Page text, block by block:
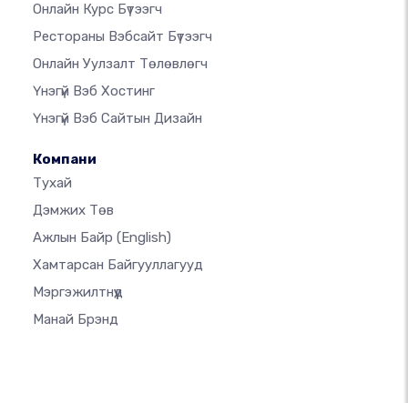
Онлайн Курс Бүтээгч
Рестораны Вэбсайт Бүтээгч
Онлайн Уулзалт Төлөвлөгч
Үнэгүй Вэб Хостинг
Үнэгүй Вэб Сайтын Дизайн
Компани
Тухай
Дэмжих Төв
Ажлын Байр (English)
Хамтарсан Байгууллагууд
Мэргэжилтнүүд
Манай Брэнд